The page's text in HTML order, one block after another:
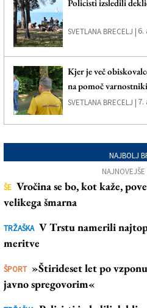
Policisti izsledili
SVETLANA BRECELJ | 6.
Kjer je več
na pomoč varnostniki
SVETLANA BRECELJ | 7.
NAJBOLJ
ŠE Vročina se bo, kot kaže,
velikega šmarna
TRŽAŠKA V Trstu namerili
meritve
ŠPORT »Štirideset let po vzponu
javno spregovorim«